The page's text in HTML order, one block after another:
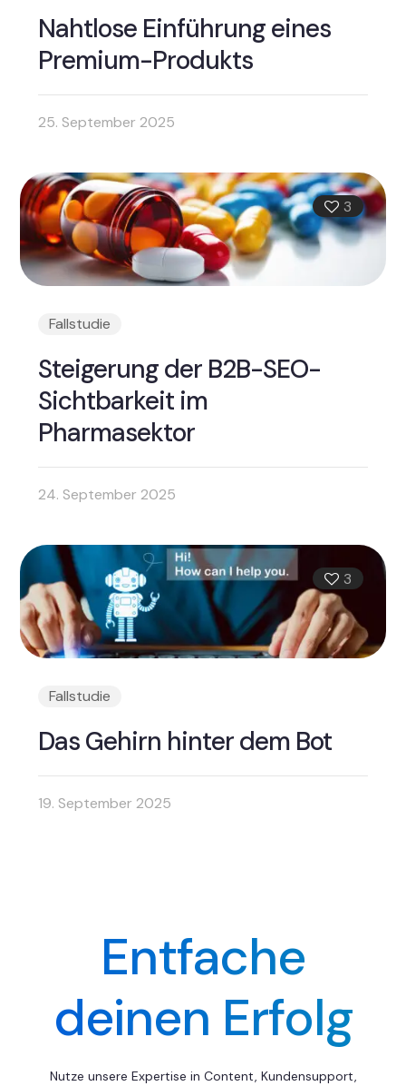
Nahtlose Einführung eines
Premium-Produkts
25. September 2025
3
Fallstudie
Steigerung der B2B-SEO-
Sichtbarkeit im
Pharmasektor
24. September 2025
3
Fallstudie
Das Gehirn hinter dem Bot
19. September 2025
Entfache
deinen Erfolg
Nutze unsere Expertise in Content, Kundensupport,